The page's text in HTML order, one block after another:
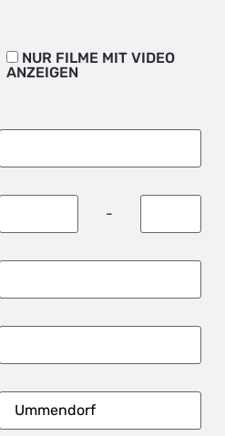
NUR FILME MIT VIDEO
ANZEIGEN
-